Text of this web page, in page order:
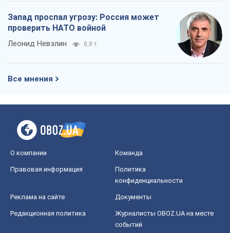
Запад проспал угрозу: Россия может
проверить НАТО войной
Леонид Невзлин 8,8 т.
Все мнения
О компании Команда
Правовая информация
Политика
конфиденциальности
Реклама на сайте Документы
Редакционная политика
Журналисты OBOZ.UA на месте
событий